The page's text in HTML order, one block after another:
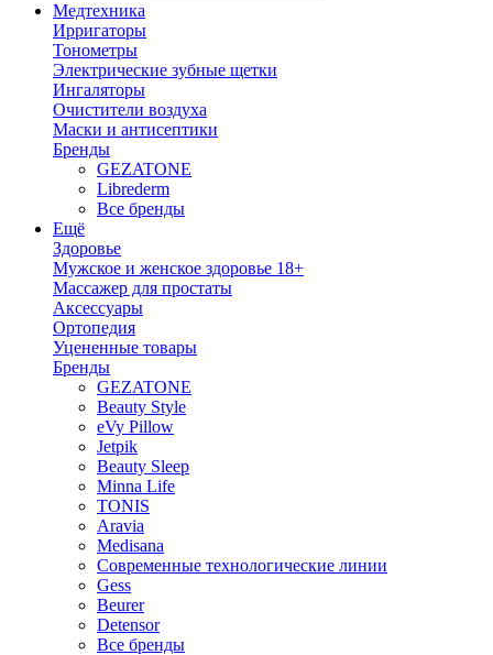
Медтехника
Ирригаторы
Тонометры
Электрические зубные щетки
Ингаляторы
Очистители воздуха
Маски и антисептики
Бренды
GEZATONE
Librederm
Все бренды
Ещё
Здоровье
Мужское и женское здоровье 18+
Массажер для простаты
Аксессуары
Ортопедия
Уцененные товары
Бренды
GEZATONE
Beauty Style
eVy Pillow
Jetpik
Beauty Sleep
Minna Life
TONIS
Aravia
Medisana
Современные технологические линии
Gess
Beurer
Detensor
Все бренды